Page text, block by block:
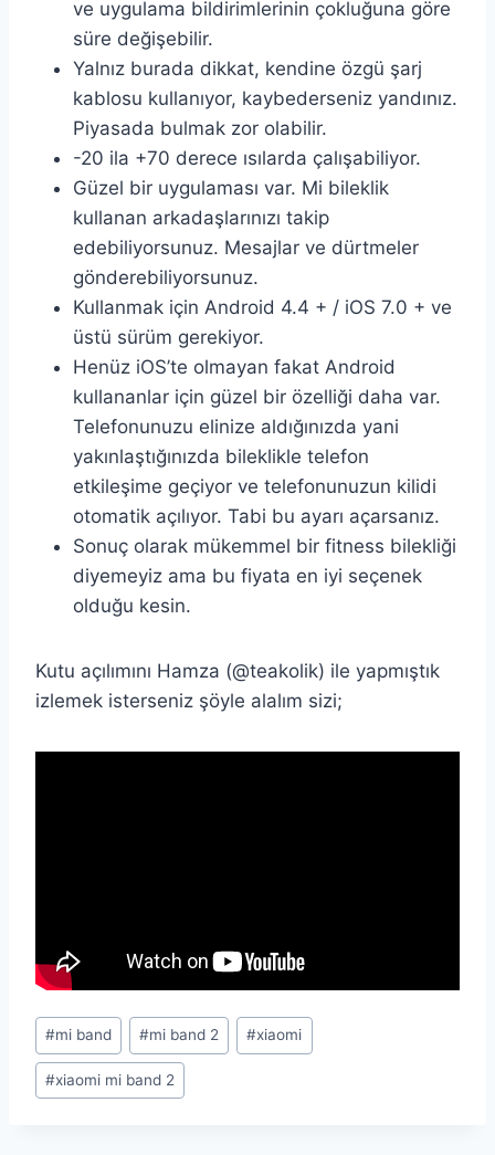
ve uygulama bildirimlerinin çokluğuna göre
süre değişebilir.
Yalnız burada dikkat, kendine özgü şarj
kablosu kullanıyor, kaybederseniz yandınız.
Piyasada bulmak zor olabilir.
-20 ila +70 derece ısılarda çalışabiliyor.
Güzel bir uygulaması var. Mi bileklik
kullanan arkadaşlarınızı takip
edebiliyorsunuz. Mesajlar ve dürtmeler
gönderebiliyorsunuz.
Kullanmak için Android 4.4 + / iOS 7.0 + ve
üstü sürüm gerekiyor.
Henüz iOS’te olmayan fakat Android
kullananlar için güzel bir özelliği daha var.
Telefonunuzu elinize aldığınızda yani
yakınlaştığınızda bileklikle telefon
etkileşime geçiyor ve telefonunuzun kilidi
otomatik açılıyor. Tabi bu ayarı açarsanız.
Sonuç olarak mükemmel bir fitness bilekliği
diyemeyiz ama bu fiyata en iyi seçenek
olduğu kesin.
Kutu açılımını Hamza (@teakolik) ile yapmıştık
izlemek isterseniz şöyle alalım sizi;
Post
Tags:
#mi band #mi band 2 #xiaomi
#xiaomi mi band 2